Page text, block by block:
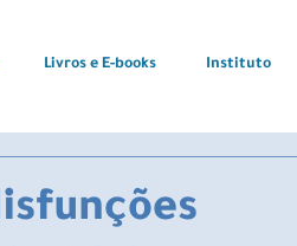
Livros e E-books Instituto